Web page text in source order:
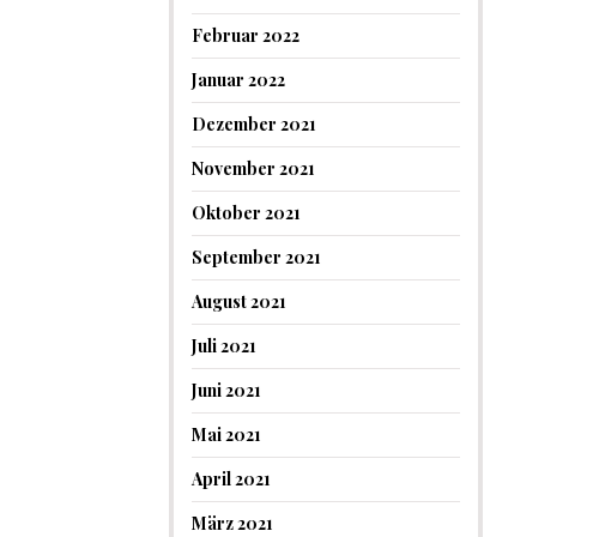
Februar 2022
Januar 2022
Dezember 2021
November 2021
Oktober 2021
September 2021
August 2021
Juli 2021
Juni 2021
Mai 2021
April 2021
März 2021